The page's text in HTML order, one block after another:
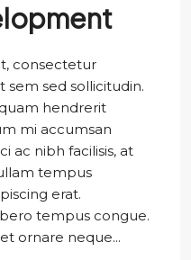
consectetur
sem sed sollicitudin.
hendrerit
mi accumsan
ac nibh facilisis, at
tempus
erat.
tempus congue.
ornare neque...